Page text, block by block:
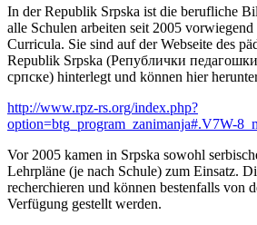
In der Republik Srpska ist die berufliche
alle Schulen arbeiten seit 2005
Curricula. Sie sind auf der Webseite des
Republik Srpska (Републички
српске) hinterlegt und können hier
http://www.rpz-rs.org/index.php?
option=btg_program_zanimanja#.V7W-
Vor 2005 kamen in Srpska sowohl
Lehrpläne (je nach Schule) zum Einsatz.
recherchieren und können bestenfalls von
Verfügung gestellt werden.